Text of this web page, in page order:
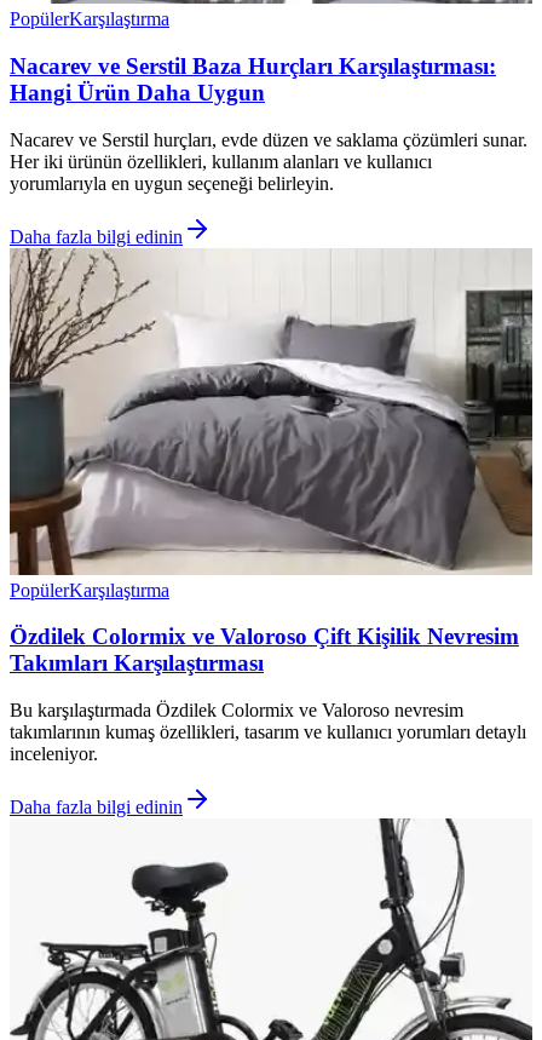
PopülerKarşılaştırma
Nacarev ve Serstil Baza Hurçları Karşılaştırması:
Hangi Ürün Daha Uygun
Nacarev ve Serstil hurçları, evde düzen ve saklama çözümleri sunar.
Her iki ürünün özellikleri, kullanım alanları ve kullanıcı
yorumlarıyla en uygun seçeneği belirleyin.
Daha fazla bilgi edinin
PopülerKarşılaştırma
Özdilek Colormix ve Valoroso Çift Kişilik Nevresim
Takımları Karşılaştırması
Bu karşılaştırmada Özdilek Colormix ve Valoroso nevresim
takımlarının kumaş özellikleri, tasarım ve kullanıcı yorumları detaylı
inceleniyor.
Daha fazla bilgi edinin